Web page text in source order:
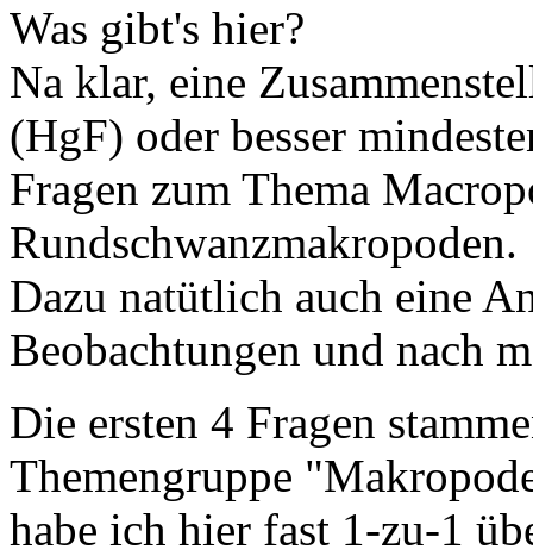
Was gibt's hier?
Na klar, eine
(HgF) oder besser
Fragen zum Thema
Rundschwanzmakropoden.
Dazu natütlich auch eine
Beobachtungen und nach
Die ersten 4 Fragen
Themengruppe
habe ich hier fast 1-zu-1